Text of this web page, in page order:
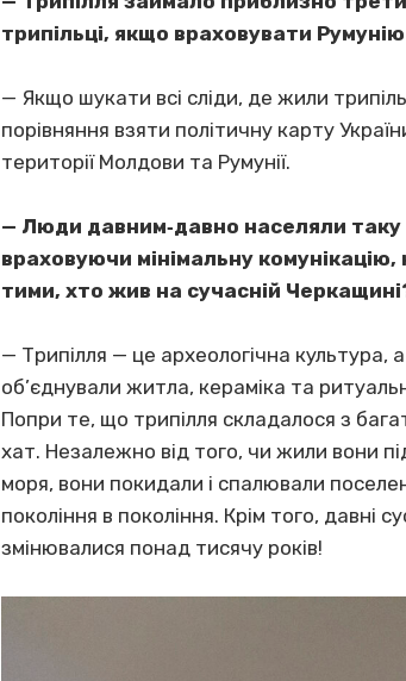
трипільці, якщо враховувати
— Якщо шукати всі сліди, де жили
порівняння взяти політичну карту
території Молдови та Румунії.
— Люди давним‐давно населяли таку
враховуючи мінімальну
тими, хто жив на сучасній
— Трипілля — це археологічна
об’єднували житла, кераміка та
Попри те, що трипілля складалося з
хат. Незалежно від того, чи жили вони
моря, вони покидали і спалювали
покоління в покоління. Крім того, давні
змінювалися понад тисячу років!